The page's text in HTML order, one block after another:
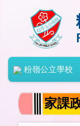
粉嶺公立學校
家課